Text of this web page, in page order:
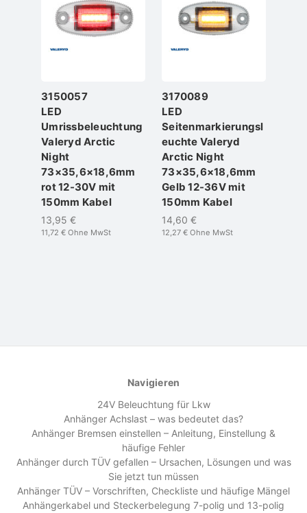
3150057
LED
Umrissbeleuchtung
Valeryd Arctic
Night
73×35,6×18,6mm
rot 12-30V mit
150mm Kabel
13,95 €
11,72 € Ohne MwSt
3170089
LED
Seitenmarkierungsl
euchte Valeryd
Arctic Night
73×35,6×18,6mm
Gelb 12-36V mit
150mm Kabel
14,60 €
12,27 € Ohne MwSt
Navigieren
24V Beleuchtung für Lkw
Anhänger Achslast – was bedeutet das?
Anhänger Bremsen einstellen – Anleitung, Einstellung &
häufige Fehler
Anhänger durch TÜV gefallen – Ursachen, Lösungen und was
Sie jetzt tun müssen
Anhänger TÜV – Vorschriften, Checkliste und häufige Mängel
Anhängerkabel und Steckerbelegung 7-polig und 13-polig